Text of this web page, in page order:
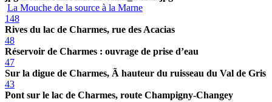
La Mouche de la source à la Marne
148
Rives du lac de Charmes, rue des Acacias
48
Réservoir de Charmes : ouvrage de prise d’eau
47
Sur la digue de Charmes, Ã hauteur du ruisseau du Val de Gris
43
Pont sur le lac de Charmes, route Champigny-Changey